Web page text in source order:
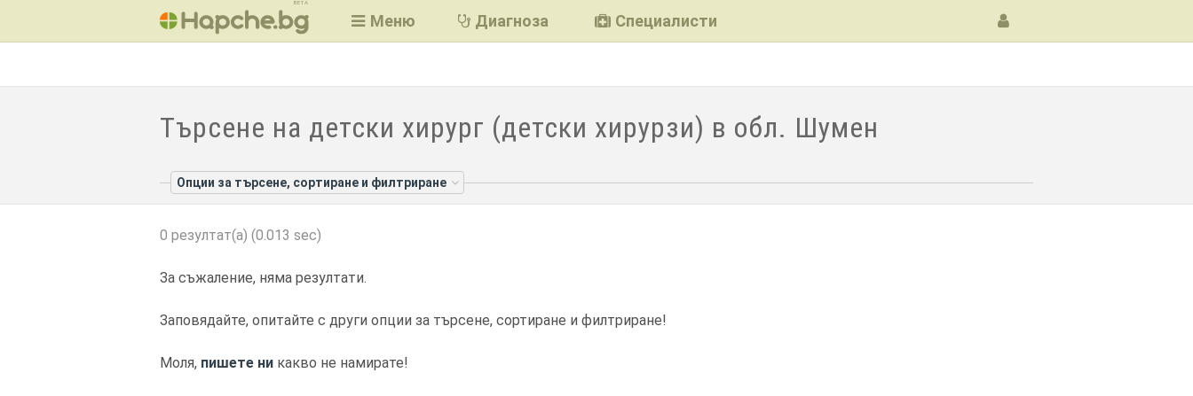
BETA
Меню Диагноза Специалисти
Търсене на детски хирург (детски хирурзи) в обл. Шумен
Опции за търсене, сортиране и филтриране
0 резултат(а) (0.013 sec)
За съжаление, няма резултати.
Заповядайте, опитайте с други опции за търсене, сортиране и филтриране!
Моля, пишете ни какво не намирате!